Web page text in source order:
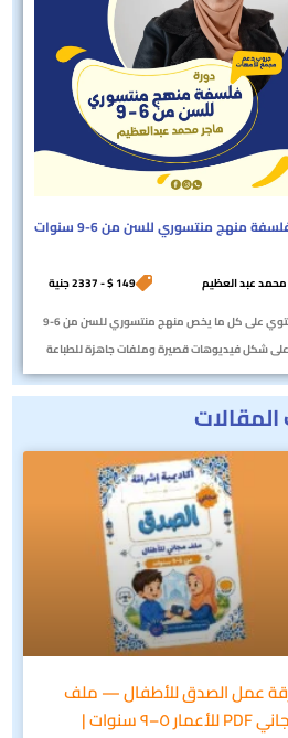
منهج منتسوري للسن من 6-9 سنوات
عبد العظيم
149 $ - 2337 جنية
دورة تحتوي على كل ما يخص منهج منتسوري للسن من 6-9
شكل فيديوهات قصيرة وملفات جاهزة للطباعة
عمل الصدق للأطفال — ملف
مجاني PDF للأعمار ٥–٩ سنوات |